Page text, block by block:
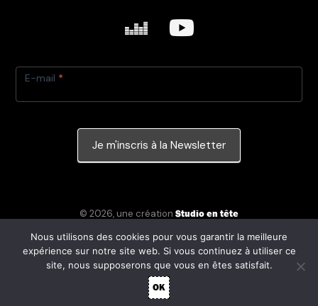
Newsletter
E-mail *
remplissez
Je m'inscris à la Newsletter
© 2026, une création Studio en tête
Création graphique © Mathieu Boudot
Mentions légales
Nous utilisons des cookies pour vous garantir la meilleure
expérience sur notre site web. Si vous continuez à utiliser ce
site, nous supposerons que vous en êtes satisfait.
OK